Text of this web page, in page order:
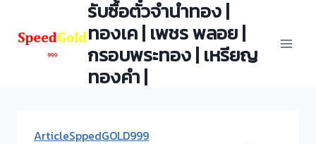
content
รับซื้อตั๋วจำนำทอง |
ทองเค | เพชร พลอย |
กรอบพระทอง | เหรียญ
ทองคำ |
ArticleSppedGOLD999